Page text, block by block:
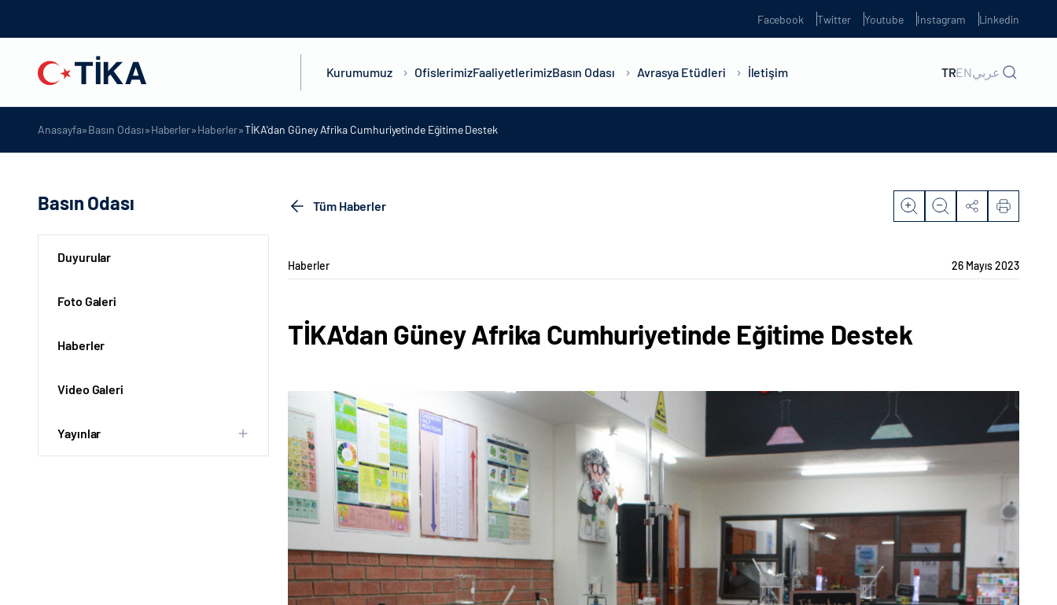
Facebook Twitter Youtube Instagram Linkedin
Kurumumuz OfislerimizFaaliyetlerimizBasın Odası Avrasya Etüdleri İletişim TRENعربي
Anasayfa»Basın Odası»Haberler»Haberler»TİKA'dan Güney Afrika Cumhuriyetinde Eğitime Destek
Basın Odası
Duyurular
Foto Galeri
Haberler
Video Galeri
Yayınlar
Tüm Haberler
Haberler 26 Mayıs 2023
TİKA'dan Güney Afrika Cumhuriyetinde Eğitime Destek